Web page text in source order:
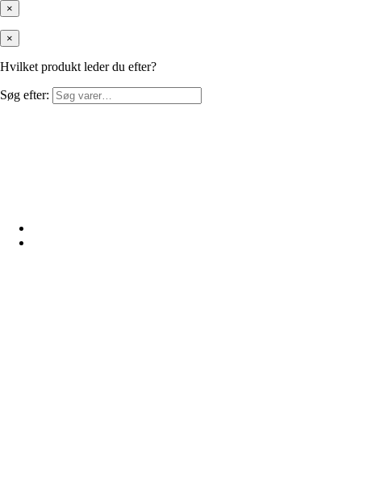
×
×
Hvilket produkt leder du efter?
Søg efter: